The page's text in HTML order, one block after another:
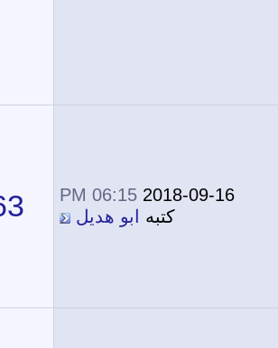
2018-09-16
06:15 PM
كتبهابو هديل 63